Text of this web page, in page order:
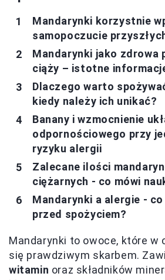
Mandarynki korzystnie
samopoczucie
Mandarynki jako zdrowa
ciąży – istotne
Dlaczego warto
kiedy należy ich unikać?
Banany i wzmocnienie
odpornościowego przy
ryzyku alergii
Zalecane ilości
ciężarnych - co mówi
Mandarynki a alergie -
przed spożyciem?
Mandarynki to owoce, które w
się prawdziwym skarbem.
witamin oraz składników